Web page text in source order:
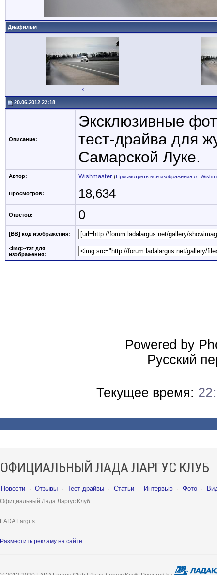
Диафильм
‹
20.06.2012 22:18
Описание:
Эксклюзивные
тест-драйва для
Самарской Луке.
Автор: Wishmaster (Просмотреть все изображения от
Просмотров: 18,634
Ответов: 0
[BB] код изображения:
<img>-тэг для
изображения:
Powered by
Русский
Текущее время:
ОФИЦИАЛЬНЫЙ ЛАДА ЛАРГУС КЛУБ
Новости · Отзывы · Тест-драйвы · Статьи · Интервью · Фото ·
Официальный Лада Ларгус Клуб
LADA Largus
Разместить рекламу на сайте